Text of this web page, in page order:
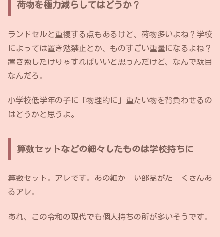
荷物を極力減らしてはどうか？
ランドセルと重複する点もあるけど、荷物多いよね？学校
によっては置き勉禁止とか、ものすごい重量になるよね？
置き勉したけりゃすればいいと思うんだけど、なんで駄目
なんだろ。
小学校低学年の子に「物理的に」重たい物を背負わせるの
はどうかと思うよ。
算数セットなどの細々したものは学校持ちに
算数セット。アレです。あの細かーい部品がたーくさんあ
るアレ。
あれ、この令和の現代でも個人持ちの所が多いそうです。